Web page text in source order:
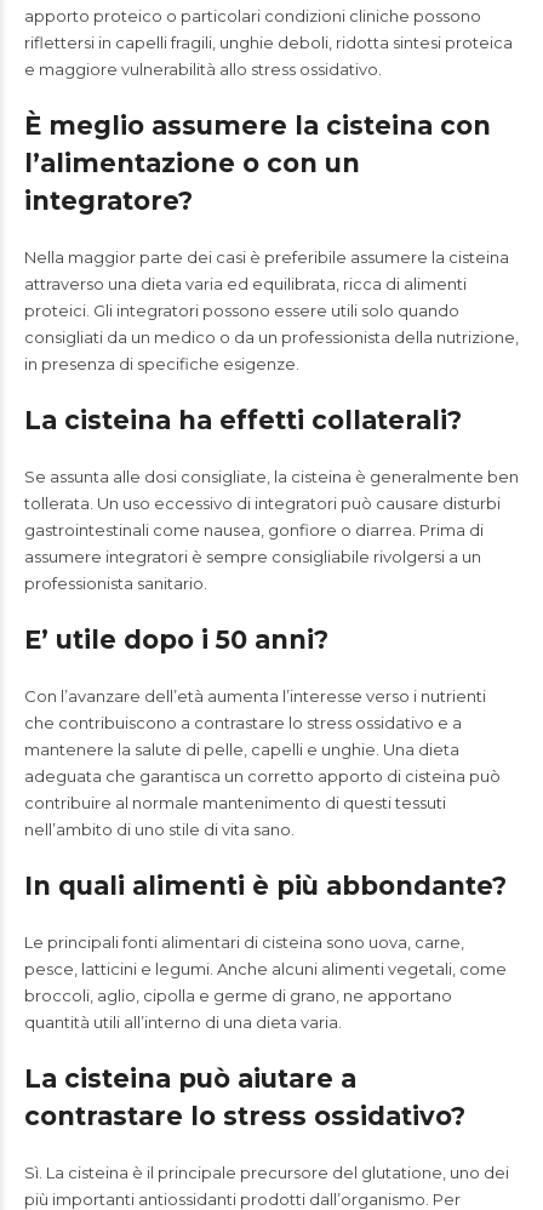
apporto proteico o particolari condizioni cliniche possono
riflettersi in capelli fragili, unghie deboli, ridotta sintesi proteica
e maggiore vulnerabilità allo stress ossidativo.
È meglio assumere la cisteina con
l’alimentazione o con un
integratore?
Nella maggior parte dei casi è preferibile assumere la cisteina
attraverso una dieta varia ed equilibrata, ricca di alimenti
proteici. Gli integratori possono essere utili solo quando
consigliati da un medico o da un professionista della nutrizione,
in presenza di specifiche esigenze.
La cisteina ha effetti collaterali?
Se assunta alle dosi consigliate, la cisteina è generalmente ben
tollerata. Un uso eccessivo di integratori può causare disturbi
gastrointestinali come nausea, gonfiore o diarrea. Prima di
assumere integratori è sempre consigliabile rivolgersi a un
professionista sanitario.
E’ utile dopo i 50 anni?
Con l’avanzare dell’età aumenta l’interesse verso i nutrienti
che contribuiscono a contrastare lo stress ossidativo e a
mantenere la salute di pelle, capelli e unghie. Una dieta
adeguata che garantisca un corretto apporto di cisteina può
contribuire al normale mantenimento di questi tessuti
nell’ambito di uno stile di vita sano.
In quali alimenti è più abbondante?
Le principali fonti alimentari di cisteina sono uova, carne,
pesce, latticini e legumi. Anche alcuni alimenti vegetali, come
broccoli, aglio, cipolla e germe di grano, ne apportano
quantità utili all’interno di una dieta varia.
La cisteina può aiutare a
contrastare lo stress ossidativo?
Sì. La cisteina è il principale precursore del glutatione, uno dei
più importanti antiossidanti prodotti dall’organismo. Per